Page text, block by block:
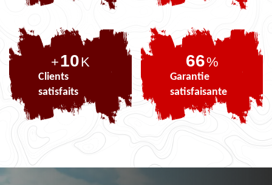
+10K
Clients
satisfaits
85%
Garantie
satisfaisante